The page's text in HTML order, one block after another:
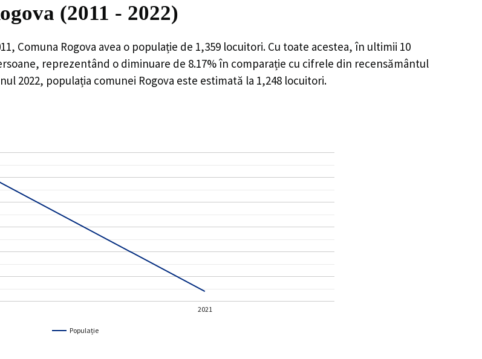
(2011 - 2022)
Comuna Rogova avea o populație de 1,359 locuitori. Cu toate acestea, în ultimii 10
reprezentând o diminuare de 8.17%în comparație cu cifrele din recensământul
2022, populația comunei Rogova este estimată la 1,248 locuitori.
Populație
2021